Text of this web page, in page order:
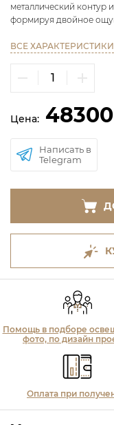
металлический контур
формируя двойное
ВСЕ ХАРАКТЕРИСТИКИ
Цена:
Написать в
Telegram
Помощь в подборе
фото, по дизайн
Оплата при